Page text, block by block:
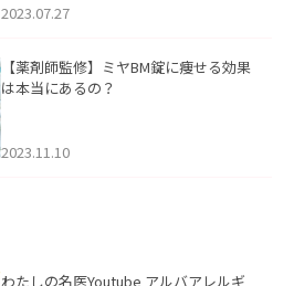
2023.07.27
【薬剤師監修】ミヤBM錠に痩せる効果
は本当にあるの？
2023.11.10
わたしの名医Youtube アルバアレルギ